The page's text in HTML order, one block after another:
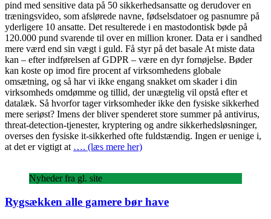
pind med sensitive data på 50 sikkerhedsansatte og derudover en
træningsvideo, som afslørede navne, fødselsdatoer og pasnumre på
yderligere 10 ansatte. Det resulterede i en mastodontisk bøde på
120.000 pund svarende til over en million kroner. Data er i sandhed
mere værd end sin vægt i guld. Få styr på det basale At miste data
kan – efter indførelsen af GDPR – være en dyr fornøjelse. Bøder
kan koste op imod fire procent af virksomhedens globale
omsætning, og så har vi ikke engang snakket om skader i din
virksomheds omdømme og tillid, der unægtelig vil opstå efter et
datalæk. Så hvorfor tager virksomheder ikke den fysiske sikkerhed
mere seriøst? Imens der bliver spenderet store summer på antivirus,
threat-detection-tjenester, kryptering og andre sikkerhedsløsninger,
overses den fysiske it-sikkerhed ofte fuldstændig. Ingen er uenige i,
at det er vigtigt at …. (læs mere her)
Nyheder fra gl. site
Rygsækken alle gamere bør have